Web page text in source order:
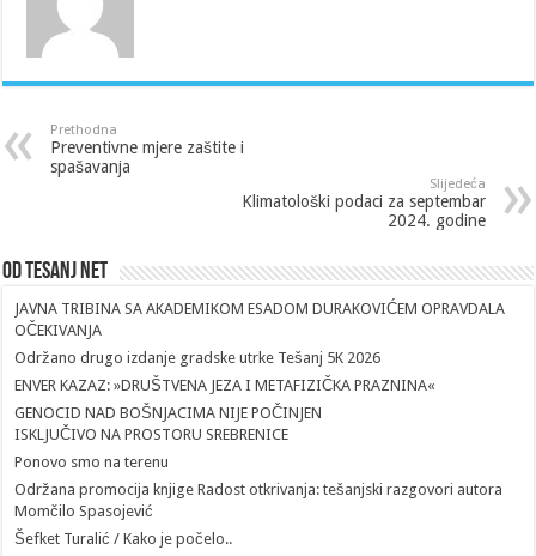
Prethodna
Preventivne mjere zaštite i
spašavanja
Slijedeća
Klimatološki podaci za septembar
2024. godine
Od Tesanj Net
JAVNA TRIBINA SA AKADEMIKOM ESADOM DURAKOVIĆEM OPRAVDALA
OČEKIVANJA
Održano drugo izdanje gradske utrke Tešanj 5K 2026
ENVER KAZAZ: »DRUŠTVENA JEZA I METAFIZIČKA PRAZNINA«
GENOCID NAD BOŠNJACIMA NIJE POČINJEN
ISKLJUČIVO NA PROSTORU SREBRENICE
Ponovo smo na terenu
Održana promocija knjige Radost otkrivanja: tešanjski razgovori autora
Momčilo Spasojević
Šefket Turalić / Kako je počelo..